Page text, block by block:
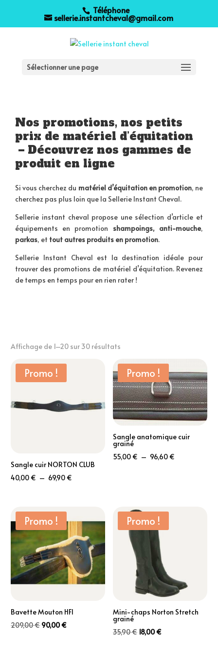
Téléphone
sellerie.instantcheval@gmail.com
Sélectionner une page
Nos promotions, nos petits
prix de matériel d’équitation
– Découvrez nos gammes de
produit en ligne
Si vous cherchez du matériel d’équitation en promotion, ne
cherchez pas plus loin que la Sellerie Instant Cheval.
Sellerie instant cheval propose une sélection d’article et
équipements en promotion shampoings, anti-mouche,
parkas, et tout autres produits en promotion.
Sellerie Instant Cheval est la destination idéale pour
trouver des promotions de matériel d’équitation. Revenez
de temps en temps pour en rien rater !
Affichage de 1–20 sur 30 résultats
Promo !
Sangle cuir NORTON CLUB
40,00€ – 69,90€
à
69,90 €
Promo !
Sangle anatomique cuir
grainé
55,00€ – 96,60€
Promo !
Bavette Mouton HFI
209,00€Le
90,00€
Promo !
Mini-chaps Norton Stretch
grainé
35,90€ Le
18,00€